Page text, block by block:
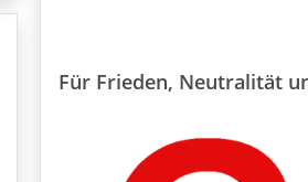
Für Frieden, Neutralität